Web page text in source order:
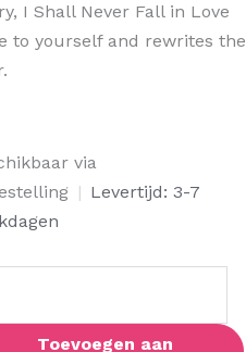
I Shall Never Fall in Love
to yourself and rewrites the
via
| Levertijd: 3-7
Toevoegen aan